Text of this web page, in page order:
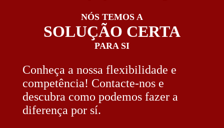
NÓS TEMOS A
SOLUÇÃO CERTA
PARA SI
Conheça a nossa flexibilidade e
competência! Contacte-nos e
descubra como podemos fazer a
diferença por sí.